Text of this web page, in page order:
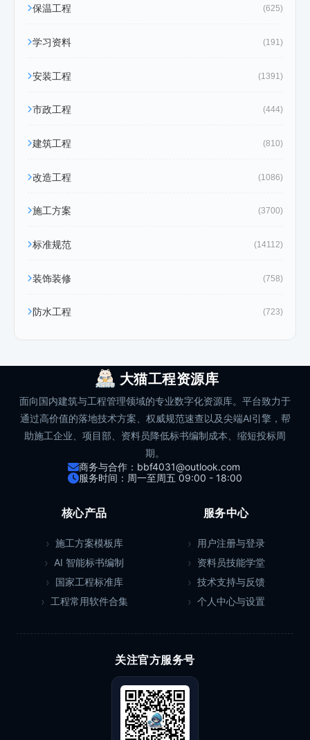
保温工程 (625)
学习资料 (191)
安装工程 (1391)
市政工程 (444)
建筑工程 (810)
改造工程 (1086)
施工方案 (3700)
标准规范 (14112)
装饰装修 (758)
防水工程 (723)
大猫工程资源库
面向国内建筑与工程管理领域的专业数字化资源库。平台致力于
通过高价值的落地技术方案、权威规范速查以及尖端AI引擎，帮
助施工企业、项目部、资料员降低标书编制成本、缩短投标周
期。
商务与合作：bbf4031@outlook.com
服务时间：周一至周五 09:00 - 18:00
核心产品
施工方案模板库
AI 智能标书编制
国家工程标准库
工程常用软件合集
服务中心
用户注册与登录
资料员技能学堂
技术支持与反馈
个人中心与设置
关注官方服务号